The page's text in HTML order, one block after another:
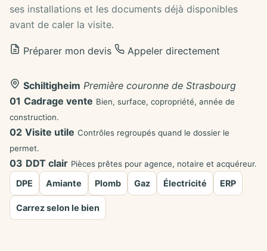
ses installations et les documents déjà disponibles
avant de caler la visite.
Préparer mon devis Appeler directement
Schiltigheim Première couronne de Strasbourg
01 Cadrage vente Bien, surface, copropriété, année de
construction.
02 Visite utile Contrôles regroupés quand le dossier le
permet.
03 DDT clair Pièces prêtes pour agence, notaire et acquéreur.
DPE Amiante Plomb Gaz Électricité ERP
Carrez selon le bien